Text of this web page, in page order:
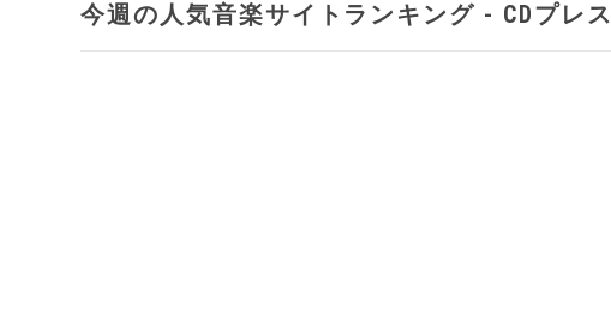
今週の人気音楽サイトランキング - CDプレス